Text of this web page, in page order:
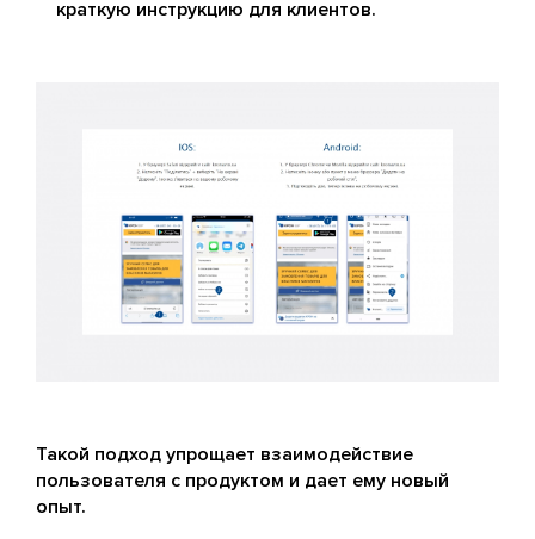
краткую инструкцию для клиентов.
Такой подход упрощает взаимодействие
пользователя с продуктом и дает ему новый
опыт.